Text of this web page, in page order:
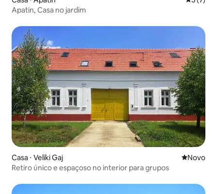
Apatin, Casa no jardim
Casa ⋅ Veliki Gaj Novo
Novo
Retiro único e espaçoso no interior para grupos